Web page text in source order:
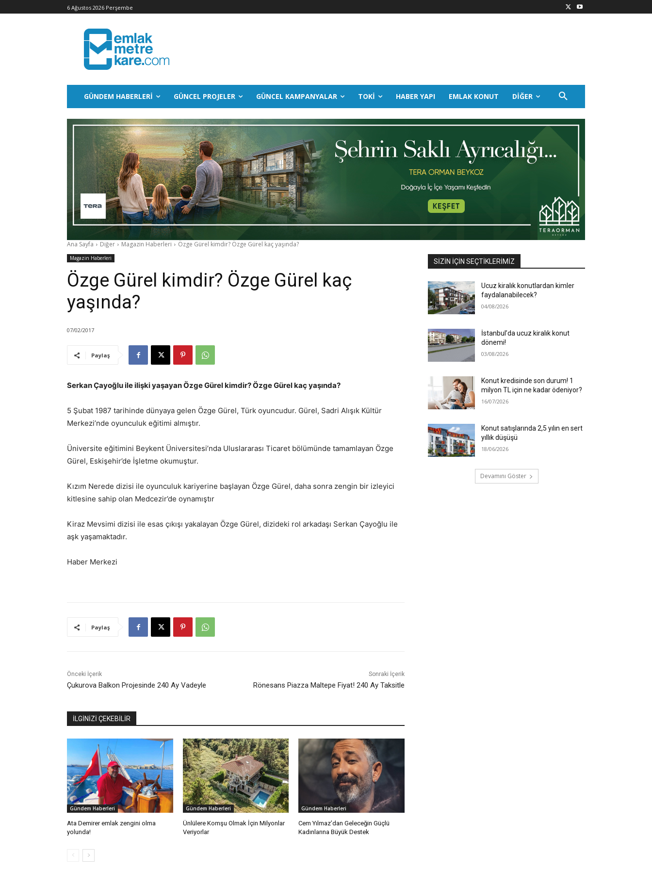
6 Ağustos 2026 Perşembe
GÜNDEM HABERLERI GÜNCEL PROJELER GÜNCEL KAMPANYALAR TOKİ HABER YAPI EMLAK KONUT DIĞER
Ana Sayfa Diğer Magazin Haberleri Özge Gürel kimdir? Özge Gürel kaç yaşında?
Magazin Haberleri
Özge Gürel kimdir? Özge Gürel kaç
yaşında?
07/02/2017
Paylaş
Serkan Çayoğlu ile ilişki yaşayan Özge Gürel kimdir? Özge Gürel kaç yaşında?
5 Şubat 1987 tarihinde dünyaya gelen Özge Gürel, Türk oyuncudur. Gürel, Sadri Alışık Kültür
Merkezi’nde oyunculuk eğitimi almıştır.
Üniversite eğitimini Beykent Üniversitesi’nda Uluslararası Ticaret bölümünde tamamlayan Özge
Gürel, Eskişehir’de İşletme okumuştur.
Kızım Nerede dizisi ile oyunculuk kariyerine başlayan Özge Gürel, daha sonra zengin bir izleyici
kitlesine sahip olan Medcezir’de oynamıştır
Kiraz Mevsimi dizisi ile esas çıkışı yakalayan Özge Gürel, dizideki rol arkadaşı Serkan Çayoğlu ile
aşk yaşamaktadır.
Haber Merkezi
Paylaş
Önceki İçerik
Çukurova Balkon Projesinde 240 Ay Vadeyle
Sonraki İçerik
Rönesans Piazza Maltepe Fiyat! 240 Ay Taksitle
İLGİNİZİ ÇEKEBİLİR
Gündem Haberleri
Ata Demirer emlak zengini olma
yolunda!
Gündem Haberleri
Ünlülere Komşu Olmak İçin Milyonlar
Veriyorlar
Gündem Haberleri
Cem Yılmaz’dan Geleceğin Güçlü
Kadınlarına Büyük Destek
SIZIN İÇIN SEÇTIKLERIMIZ
Ucuz kiralık konutlardan kimler
faydalanabilecek?
04/08/2026
İstanbul’da ucuz kiralık konut
dönemi!
03/08/2026
Konut kredisinde son durum! 1
milyon TL için ne kadar ödeniyor?
16/07/2026
Konut satışlarında 2,5 yılın en sert
yıllık düşüşü
18/06/2026
Devamını Göster